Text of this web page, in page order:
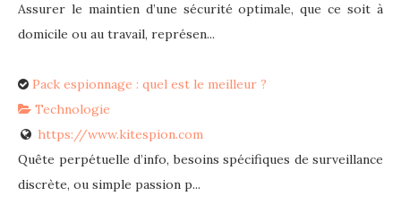
Assurer le maintien d’une sécurité optimale, que ce soit à
domicile ou au travail, représen...
Pack espionnage : quel est le meilleur ?
Technologie
https://www.kitespion.com
Quête perpétuelle d’info, besoins spécifiques de surveillance
discrète, ou simple passion p...